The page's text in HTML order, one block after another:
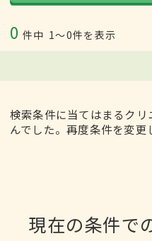
0 件中 1〜0件を表示
検索条件に当てはまるク
んでした。再度条件を変更
現在の条件で